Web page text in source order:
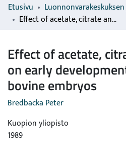
Etusivu
Effect of acetate, citrate and malate on early development of murine and bovine embryos
Effect of acetate,
on early
bovine embryos
Bredbacka Peter
Kuopion yliopisto
1989